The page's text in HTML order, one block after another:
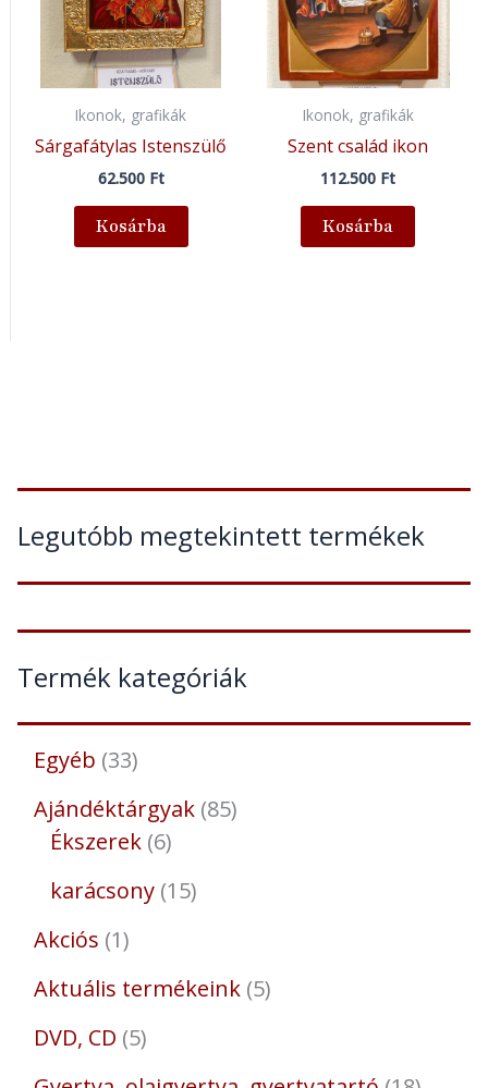
Legutóbb megtekintett termékek
Termék kategóriák
Egyéb 33
Ajándéktárgyak 85
Ékszerek 6
karácsony 15
Akciós 1
Aktuális termékeink 5
DVD, CD 5
Ikonok, grafikák
Sárgafátylas Istenszülő
62.500 Ft
Kosárba
Ikonok, grafikák
Szent család ikon
112.500 Ft
Kosárba